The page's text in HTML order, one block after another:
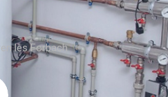
lès Forbach